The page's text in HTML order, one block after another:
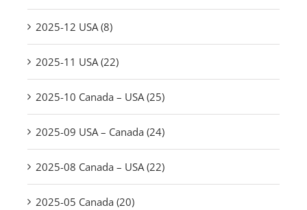
2025-12 USA (8)
2025-11 USA (22)
2025-10 Canada – USA (25)
2025-09 USA – Canada (24)
2025-08 Canada – USA (22)
2025-05 Canada (20)